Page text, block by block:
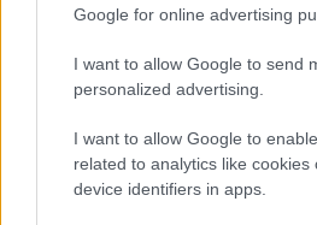
Google for online advertising
I want to allow Google to send
personalized advertising.
I want to allow Google to
related to analytics like cookies
device identifiers in apps.